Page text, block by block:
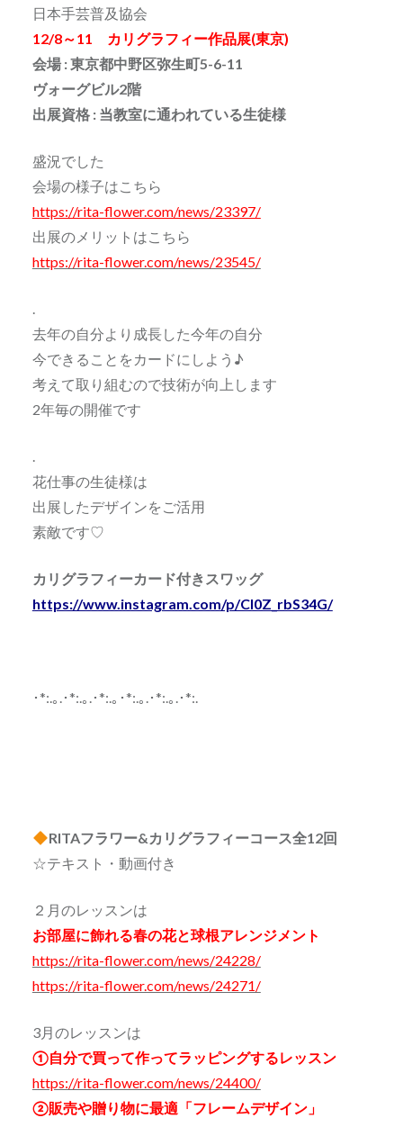
日本手芸普及協会
12/8～11 カリグラフィー作品展(東京)
会場 : 東京都中野区弥生町5-6-11
ヴォーグビル2階
出展資格 : 当教室に通われている生徒様
盛況でした
会場の様子はこちら
https://rita-flower.com/news/23397/
出展のメリットはこちら
https://rita-flower.com/news/23545/
.
去年の自分より成長した今年の自分
今できることをカードにしよう♪
考えて取り組むので技術が向上します
2年毎の開催です
.
花仕事の生徒様は
出展したデザインをご活用
素敵です♡
カリグラフィーカード付きスワッグ
https://www.instagram.com/p/Cl0Z_rbS34G/
･*:.｡.･*:.｡.･*:.｡･*:.｡.･*:.｡.･*:.
RITAフラワー&カリグラフィーコース全12回
☆テキスト・動画付き
２月のレッスンは
お部屋に飾れる春の花と球根アレンジメント
https://rita-flower.com/news/24228/
https://rita-flower.com/news/24271/
3月のレッスンは
①自分で買って作ってラッピングするレッスン
https://rita-flower.com/news/24400/
②販売や贈り物に最適「フレームデザイン」